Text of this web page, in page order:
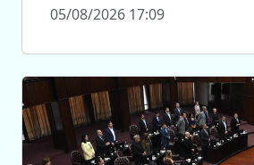
05/08/2026 17:09